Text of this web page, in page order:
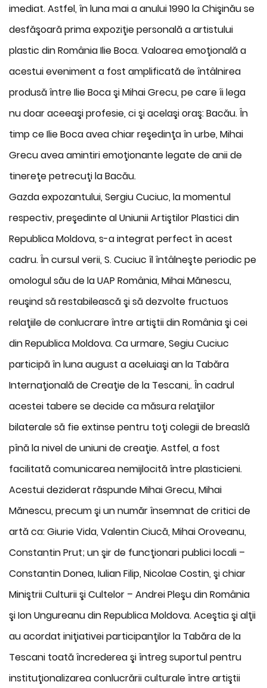
imediat. Astfel, în luna mai a anului 1990 la Chişinău se
desfăşoară prima expoziţie personală a artistului
plastic din România Ilie Boca. Valoarea emoţională a
acestui eveniment a fost amplificată de întâlnirea
produsă între Ilie Boca şi Mihai Grecu, pe care îi lega
nu doar aceeaşi profesie, ci şi acelaşi oraş: Bacău. În
timp ce Ilie Boca avea chiar reşedinţa în urbe, Mihai
Grecu avea amintiri emoţionante legate de anii de
tinereţe petrecuţi la Bacău.
Gazda expozantului, Sergiu Cuciuc, la momentul
respectiv, preşedinte al Uniunii Artiştilor Plastici din
Republica Moldova, s-a integrat perfect în acest
cadru. În cursul verii, S. Cuciuc îl întâlneşte periodic pe
omologul său de la UAP România, Mihai Mănescu,
reuşind să restabilească şi să dezvolte fructuos
relaţiile de conlucrare între artiştii din România şi cei
din Republica Moldova. Ca urmare, Segiu Cuciuc
participă în luna august a aceluiaşi an la Tabăra
Internaţională de Creaţie de la Tescani,. În cadrul
acestei tabere se decide ca măsura relaţiilor
bilaterale să fie extinse pentru toţi colegii de breaslă
pînă la nivel de uniuni de creaţie. Astfel, a fost
facilitată comunicarea nemijlocită între plasticieni.
Acestui deziderat răspunde Mihai Grecu, Mihai
Mănescu, precum şi un număr însemnat de critici de
artă ca: Giurie Vida, Valentin Ciucă, Mihai Oroveanu,
Constantin Prut; un şir de funcţionari publici locali –
Constantin Donea, Iulian Filip, Nicolae Costin, şi chiar
Miniştrii Culturii şi Cultelor – Andrei Pleşu din România
şi Ion Ungureanu din Republica Moldova. Aceştia şi alţii
au acordat iniţiativei participanţilor la Tabăra de la
Tescani toată încrederea şi întreg suportul pentru
instituţionalizarea conlucrării culturale între artiştii